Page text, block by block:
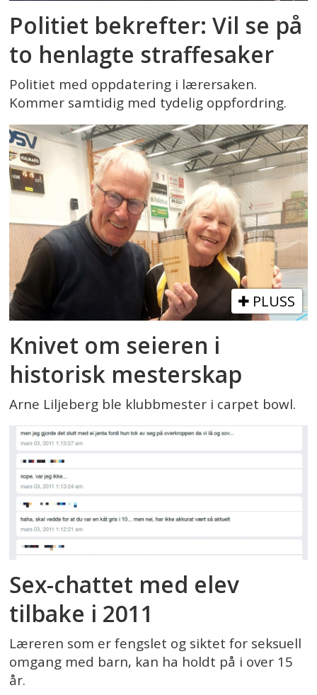
Politiet bekrefter: Vil se på
to henlagte straffesaker
Politiet med oppdatering i lærersaken.
Kommer samtidig med tydelig oppfordring.
PLUSS
Knivet om seieren i
historisk mesterskap
Arne Liljeberg ble klubbmester i carpet bowl.
Sex-chattet med elev
tilbake i 2011
Læreren som er fengslet og siktet for seksuell
omgang med barn, kan ha holdt på i over 15
år.